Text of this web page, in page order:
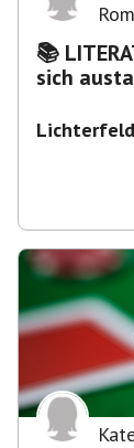
📚 LITERATUR 📚
sich